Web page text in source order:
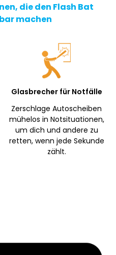
die den Flash Bat
machen
Glasbrecher für Notfälle
Zerschlage Autoscheiben
mühelos in Notsituationen,
um dich und andere zu
retten, wenn jede Sekunde
zählt.